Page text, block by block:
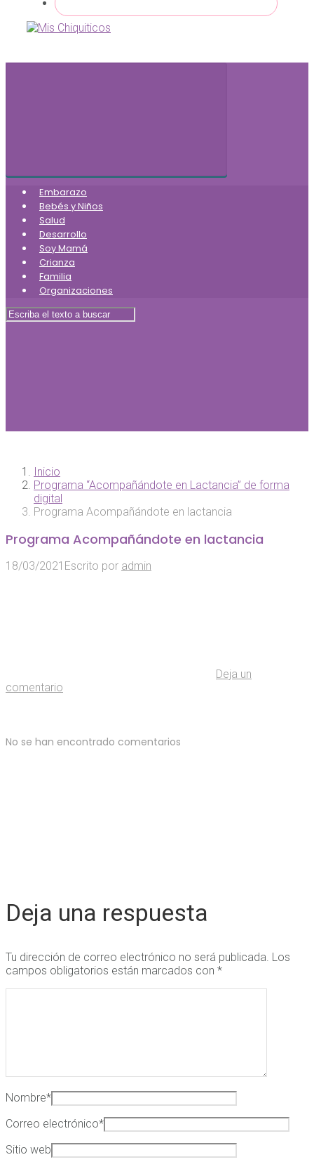
Embarazo
Bebés y Niños
Salud
Desarrollo
Soy Mamá
Crianza
Familia
Organizaciones
Inicio
Programa “Acompañándote en Lactancia” de forma
digital
Programa Acompañándote en lactancia
Programa Acompañándote en lactancia
18/03/2021 Escrito por admin
Deja un
comentario
No se han encontrado comentarios
Deja una respuesta
Tu dirección de correo electrónico no será publicada. Los
campos obligatorios están marcados con *
Nombre*
Correo electrónico*
Sitio web